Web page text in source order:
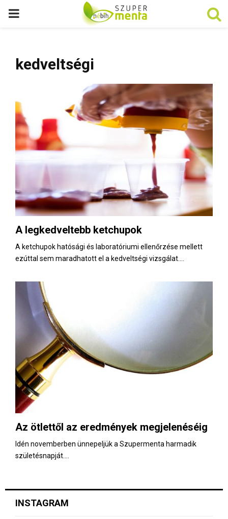
P
A
R
M
E
N
kedveltségi
A legkedveltebb ketchupok
A ketchupok hatósági és laboratóriumi ellenőrzése mellett
ezúttal sem maradhatott el a kedveltségi vizsgálat....
Az ötlettől az eredmények megjelenéséig
Idén novemberben ünnepeljük a Szupermenta harmadik
születésnapját....
INSTAGRAM